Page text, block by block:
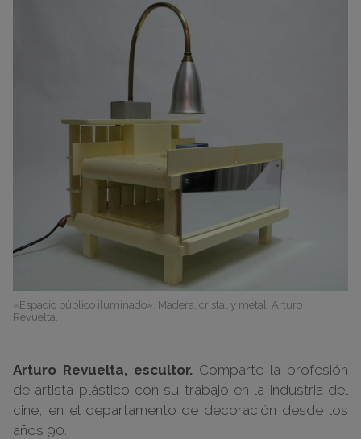
«Espacio público iluminado». Madera, cristal y metal. Arturo
Revuelta.
Arturo Revuelta, escultor. Comparte la profesión
de artista plástico con su trabajo en la industria del
cine, en el departamento de decoración desde los
años 90.